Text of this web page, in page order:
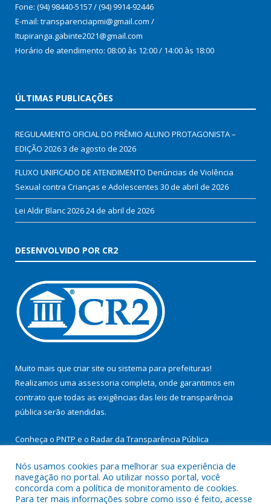
Fone: (94) 98440-5157 / (94) 9914-92446
E-mail: transparenciapmi@gmail.com /
Itupiranga.gabinte2021@gmail.com
Horário de atendimento: 08:00 às 12:00 / 14:00 às 18:00
ÚLTIMAS PUBLICAÇÕES
REGULAMENTO OFICIAL DO PRÊMIO ALUNO PROTAGONISTA –
EDIÇÃO 20263 de agosto de 2026
FLUXO UNIFICADO DE ATENDIMENTO Denúncias de Violência
Sexual contra Crianças e Adolescentes 30 de abril de 2026
Lei Aldir Blanc 202624 de abril de 2026
DESENVOLVIDO POR CR2
Muito mais que criar site ou sistema para prefeituras!
Realizamos uma assessoria completa, onde garantimos em
contrato que todas as exigências das leis de transparência
pública serão atendidas.
Conheça o PNTP e o Radar da Transparência Pública
Nós usamos cookies para melhorar sua experiência de
navegação no portal. Ao utilizar nosso portal, você
concorda com a política de monitoramento de cookies.
Para ter mais informações sobre como isso é feito, acesse